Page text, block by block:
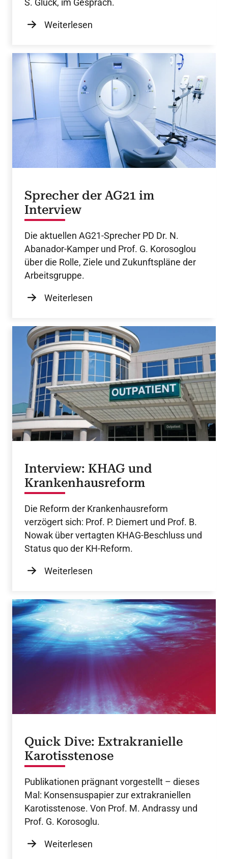
S. Glück, im Gespräch.
Weiterlesen
Sprecher der AG21 im
Interview
Die aktuellen AG21-Sprecher PD Dr. N.
Abanador-Kamper und Prof. G. Korosoglou
über die Rolle, Ziele und Zukunftspläne der
Arbeitsgruppe.
Weiterlesen
Interview: KHAG und
Krankenhausreform
Die Reform der Krankenhausreform
verzögert sich: Prof. P. Diemert und Prof. B.
Nowak über vertagten KHAG-Beschluss und
Status quo der KH-Reform.
Weiterlesen
Quick Dive: Extrakranielle
Karotisstenose
Publikationen prägnant vorgestellt – dieses
Mal: Konsensuspapier zur extrakraniellen
Karotisstenose. Von Prof. M. Andrassy und
Prof. G. Korosoglu.
Weiterlesen